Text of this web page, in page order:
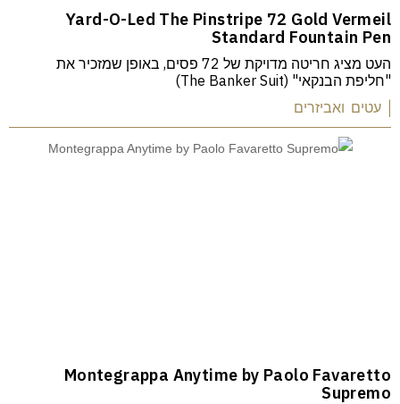
Yard-O-Led The Pinstripe 72 Gold Vermeil
Standard Fountain Pen
העט מציג חריטה מדויקת של 72 פסים, באופן שמזכיר את
"חליפת הבנקאי" (The Banker Suit)
| עטים ואביזרים
Montegrappa Anytime by Paolo Favaretto
Supremo